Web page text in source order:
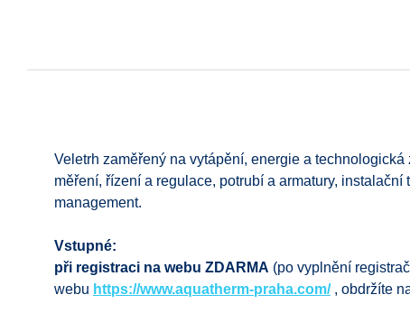
Veletrh zaměřený na vytápění, energie a
měření, řízení a regulace, potrubí a armatury,
management.
Vstupné:
při registraci na webu ZDARMA (po vyplnění
webu https://www.aquatherm-praha.com/, obdržíte